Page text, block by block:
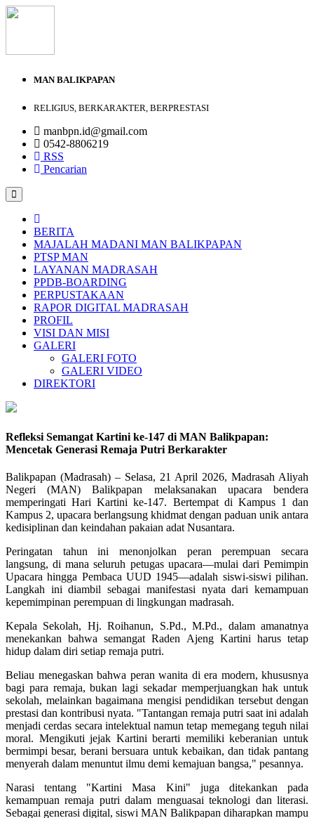
MAN BALIKPAPAN
RELIGIUS, BERKARAKTER, BERPRESTASI
manbpn.id@gmail.com
0542-8806219
RSS
Pencarian
BERITA
MAJALAH MADANI MAN BALIKPAPAN
PTSP MAN
LAYANAN MADRASAH
PPDB-BOARDING
PERPUSTAKAAN
RAPOR DIGITAL MADRASAH
PROFIL
VISI DAN MISI
GALERI
GALERI FOTO
GALERI VIDEO
DIREKTORI
Refleksi Semangat Kartini ke-147 di MAN Balikpapan:
Mencetak Generasi Remaja Putri Berkarakter
Balikpapan (Madrasah) – Selasa, 21 April 2026, Madrasah Aliyah
Negeri (MAN) Balikpapan melaksanakan upacara bendera
memperingati Hari Kartini ke-147. Bertempat di Kampus 1 dan
Kampus 2, upacara berlangsung khidmat dengan paduan unik antara
kedisiplinan dan keindahan pakaian adat Nusantara.
Peringatan tahun ini menonjolkan peran perempuan secara
langsung, di mana seluruh petugas upacara—mulai dari Pemimpin
Upacara hingga Pembaca UUD 1945—adalah siswi-siswi pilihan.
Langkah ini diambil sebagai manifestasi nyata dari kemampuan
kepemimpinan perempuan di lingkungan madrasah.
Kepala Sekolah, Hj. Roihanun, S.Pd., M.Pd., dalam amanatnya
menekankan bahwa semangat Raden Ajeng Kartini harus tetap
hidup dalam diri setiap remaja putri.
Beliau menegaskan bahwa peran wanita di era modern, khususnya
bagi para remaja, bukan lagi sekadar memperjuangkan hak untuk
sekolah, melainkan bagaimana mengisi pendidikan tersebut dengan
prestasi dan kontribusi nyata. "Tantangan remaja putri saat ini adalah
menjadi cerdas secara intelektual namun tetap memegang teguh nilai
moral. Mengikuti jejak Kartini berarti memiliki keberanian untuk
bermimpi besar, berani bersuara untuk kebaikan, dan tidak pantang
menyerah dalam menuntut ilmu demi kemajuan bangsa," pesannya.
Narasi tentang "Kartini Masa Kini" juga ditekankan pada
kemampuan remaja putri dalam menguasai teknologi dan literasi.
Sebagai generasi digital, siswi MAN Balikpapan diharapkan mampu